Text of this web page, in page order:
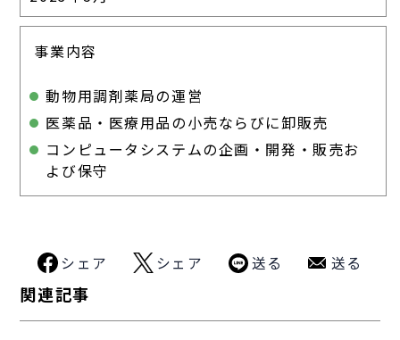
事業内容
動物⽤調剤薬局の運営
医薬品・医療⽤品の⼩売ならびに卸販売
コンピュータシステムの企画・開発・販売お
よび保守
シェア シェア 送る 送る
関連記事